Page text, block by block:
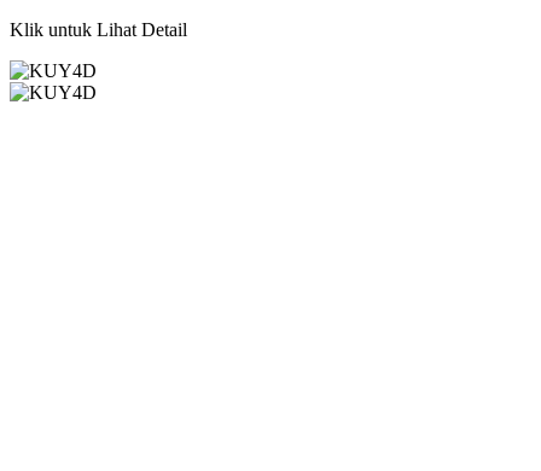
Klik untuk Lihat Detail